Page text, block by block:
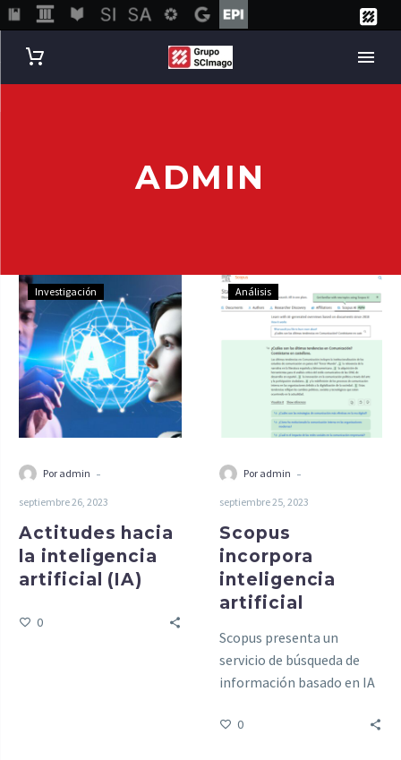
ADMIN
Investigación
Por admin -
septiembre 26, 2023
Actitudes hacia
la inteligencia
artificial (IA)
0
Análisis
Por admin -
septiembre 25, 2023
Scopus
incorpora
inteligencia
artificial
Scopus presenta un
servicio de búsqueda de
información basado en IA
0